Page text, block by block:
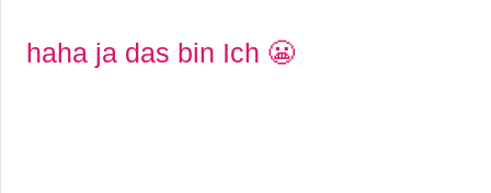
haha ja das bin Ich 😬